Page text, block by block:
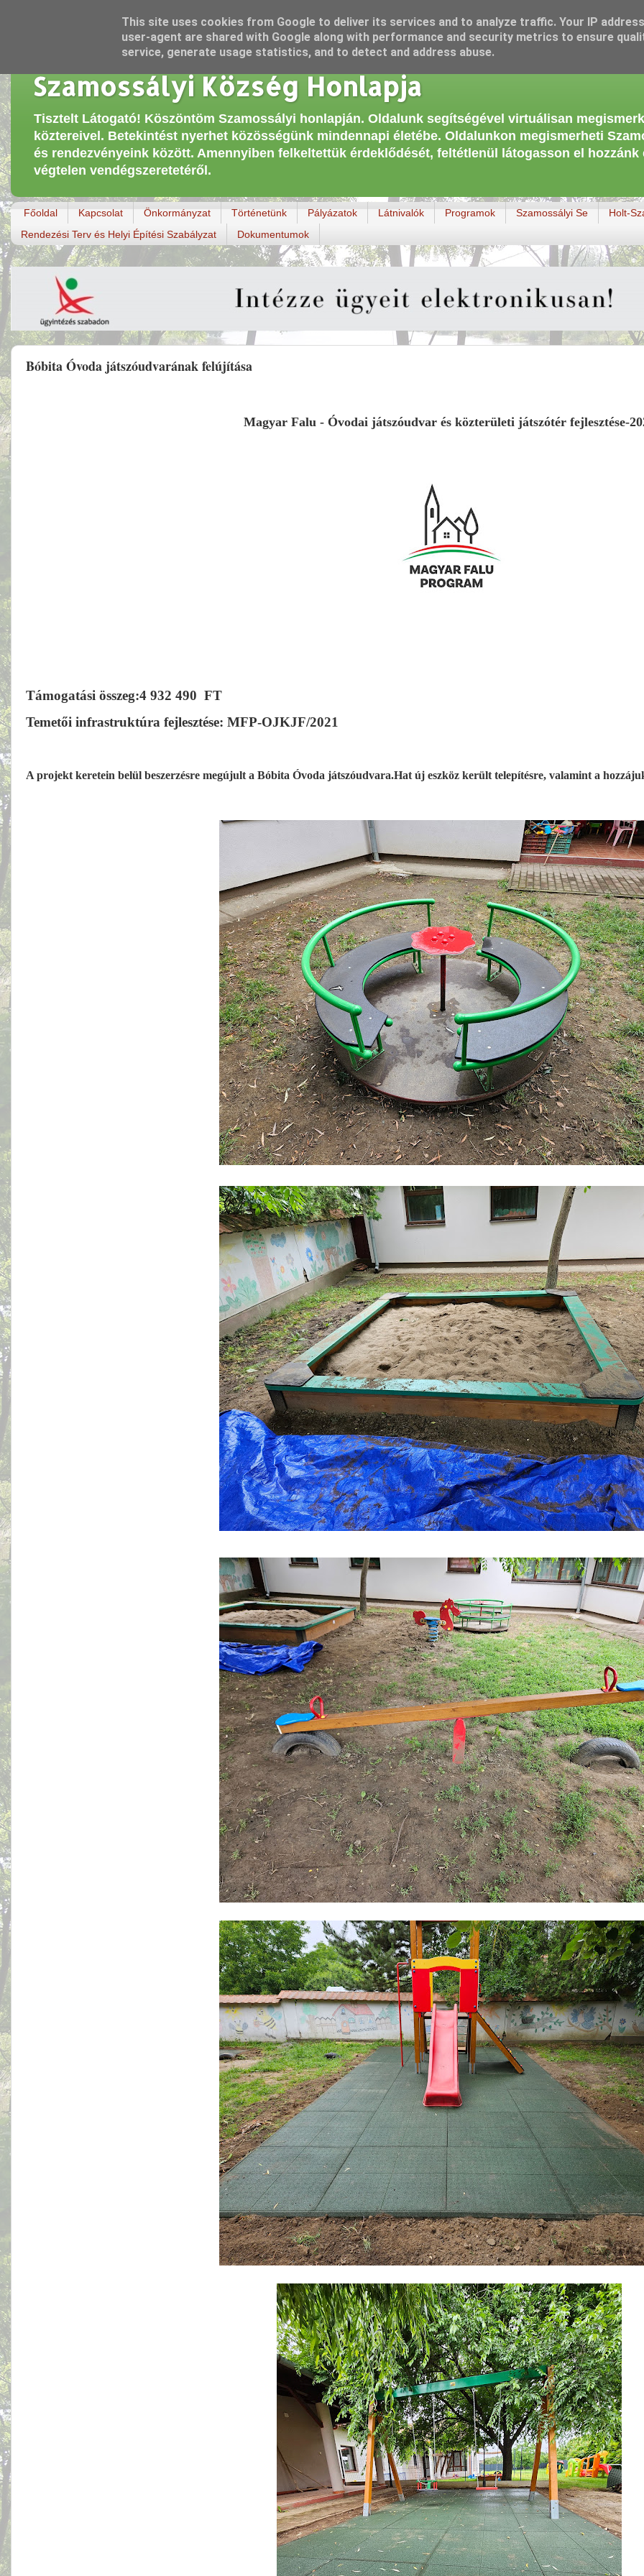
Szamossályi Község Honlapja
Tisztelt Látogató! Köszöntöm Szamossályi honlapján. Oldalunk segítségével virtuálisan
köztereivel. Betekintést nyerhet közösségünk mindennapi életébe. Oldalunkon megismerheti
és rendezvényeink között. Amennyiben felkeltettük érdeklődését, feltétlenül látogasson el
végtelen vendégszeretetéről.
Főoldal Kapcsolat Önkormányzat Történetünk Pályázatok Látnivalók Programok Szamossályi Se Holt-
Rendezési Terv és Helyi Építési Szabályzat
Dokumentumok
Bóbita Óvoda játszóudvarának felújítása
Magyar Falu - Óvodai játszóudvar és közterületi játszótér fejlesztése-
Támogatási összeg:4 932 490 FT
Temetői infrastruktúra fejlesztése: MFP-OJKJF/2021
A projekt keretein belül beszerzésre megújult a Bóbita Óvoda játszóudvara.Hat új eszköz került telepítésre, valamint a
This site uses cookies from Google to deliver its services and to analyze traffic. Your IP
user-agent are shared with Google along with performance and security metrics to ensure
service, generate usage statistics, and to detect and address abuse.